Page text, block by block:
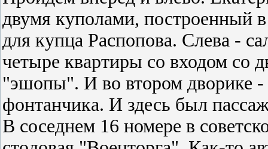
двумя куполами, построенный
для купца Распопова. Слева -
четыре квартиры со входом со
"эшопы". И во втором дворике -
фонтанчика. И здесь был
В соседнем 16 номере в